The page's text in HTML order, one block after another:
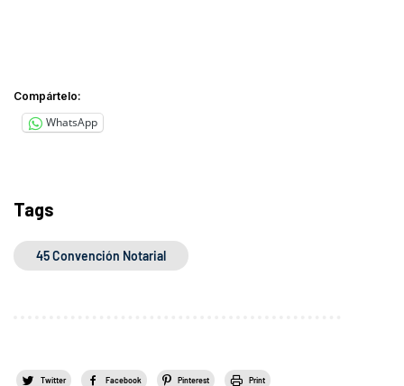
Compártelo:
WhatsApp
Tags
45 Convención Notarial
Twitter Facebook Pinterest Print